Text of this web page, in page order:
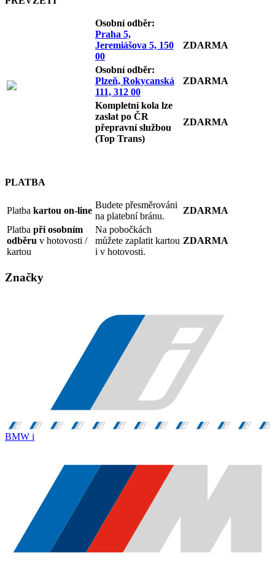
Osobní odběr:
Praha 5,
Jeremiášova 5, 150
00
ZDARMA
Osobní odběr:
Plzeň, Rokycanská
111, 312 00
ZDARMA
Kompletní kola lze
zaslat po ČR
přepravní službou
(Top Trans)
ZDARMA
PLATBA
Platba kartou on-line
Budete přesměrováni
na platební bránu.
ZDARMA
Platba při osobním
odběru v hotovosti /
kartou
Na pobočkách
můžete zaplatit kartou
i v hotovosti.
ZDARMA
Značky
BMW i